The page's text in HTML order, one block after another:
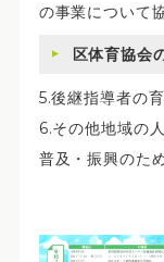
の事業について
区体育協会
5.後継指導者の
6.その他地域の
普及・振興のた